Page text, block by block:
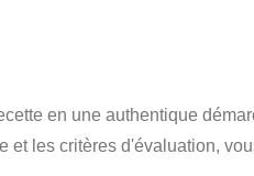
en une authentique
les critères d'évaluation,